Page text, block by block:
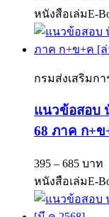
หนังสือเล่มE-
กรมส่งเสริมก
แนวข้อสอบ
68 ภาค ก+
395 – 685 บาท
หนังสือเล่มE-